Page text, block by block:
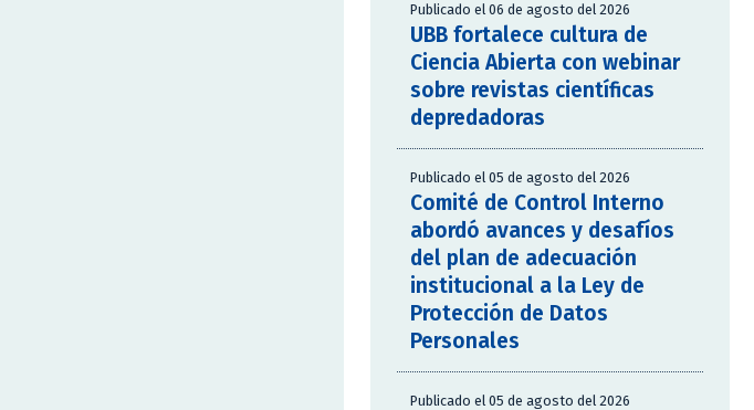
Publicado el 06 de agosto del 2026
UBB fortalece cultura de
Ciencia Abierta con webinar
sobre revistas científicas
depredadoras
Publicado el 05 de agosto del 2026
Comité de Control Interno
abordó avances y desafíos
del plan de adecuación
institucional a la Ley de
Protección de Datos
Personales
Publicado el 05 de agosto del 2026